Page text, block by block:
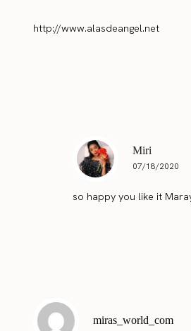
http://www.alasdeangel.net
Miri
07/18/2020
so happy you like it
miras_world_com